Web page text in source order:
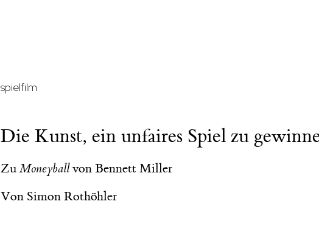
spielfilm
Die Kunst, ein unfaires Spiel zu
Zu Moneyballvon Bennett Miller
Von Simon Rothöhler